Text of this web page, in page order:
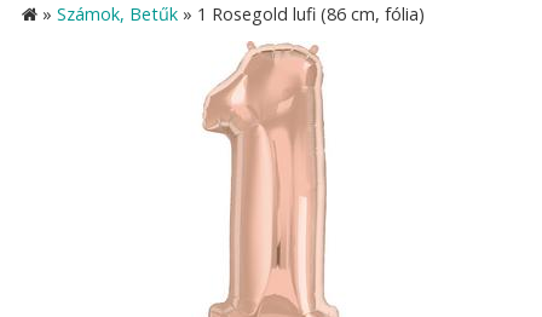
» Számok, Betűk » 1 Rosegold lufi (86 cm, fólia)